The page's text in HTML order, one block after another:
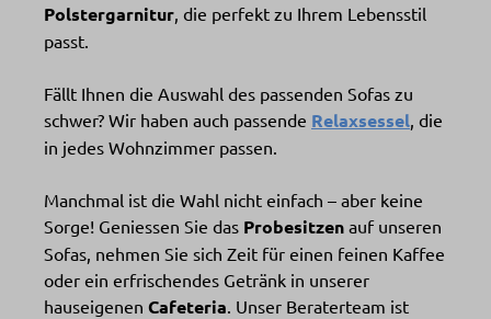
Polstergarnitur , die perfekt zu Ihrem Lebensstil
passt.
Fällt Ihnen die Auswahl des passenden Sofas zu
schwer? Wir haben auch passende Relaxsessel , die
in jedes Wohnzimmer passen.
Manchmal ist die Wahl nicht einfach – aber keine
Sorge! Geniessen Sie das Probesitzen auf unseren
Sofas, nehmen Sie sich Zeit für einen feinen Kaffee
oder ein erfrischendes Getränk in unserer
hauseigenen Cafeteria . Unser Beraterteam ist